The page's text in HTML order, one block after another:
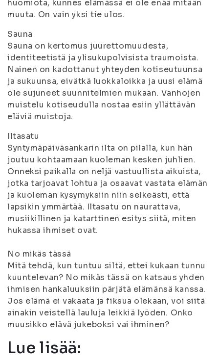
huomiota, kunnes elämässä ei ole enää mitään
muuta. On vain yksi tie ulos.
Sauna
Sauna on kertomus juurettomuudesta,
identiteetistä ja ylisukupolvisista traumoista.
Nainen on kadottanut yhteyden kotiseutuunsa
ja sukuunsa, eivätkä luokkaloikka ja uusi elämä
ole sujuneet suunnitelmien mukaan. Vanhojen
muistelu kotiseudulla nostaa esiin yllättävän
eläviä muistoja.
Iltasatu
Syntymäpäiväsankarin ilta on pilalla, kun hän
joutuu kohtaamaan kuoleman kesken juhlien.
Onneksi paikalla on neljä vastuullista aikuista,
jotka tarjoavat lohtua ja osaavat vastata elämän
ja kuoleman kysymyksiin niin selkeästi, että
lapsikin ymmärtää. Iltasatu on naurattava,
musiikillinen ja katarttinen esitys siitä, miten
hukassa ihmiset ovat.
No mikäs tässä
Mitä tehdä, kun tuntuu siltä, ettei kukaan tunnu
kuuntelevan? No mikäs tässä on katsaus yhden
ihmisen hankaluuksiin pärjätä elämänsä kanssa.
Jos elämä ei vakaata ja fiksua olekaan, voi siitä
ainakin veistellä lauluja leikkiä lyöden. Onko
muusikko elävä jukeboksi vai ihminen?
Lue lisää: